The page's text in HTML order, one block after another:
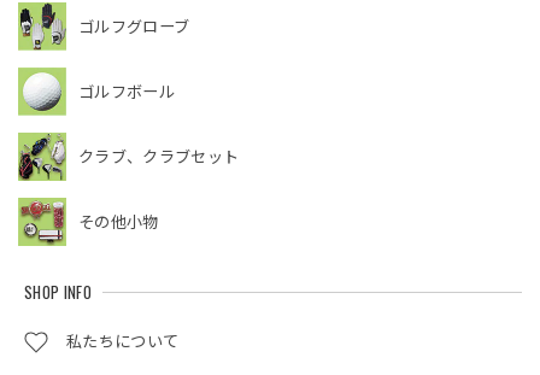
ゴルフグローブ
ゴルフボール
クラブ、クラブセット
その他小物
SHOP INFO
私たちについて